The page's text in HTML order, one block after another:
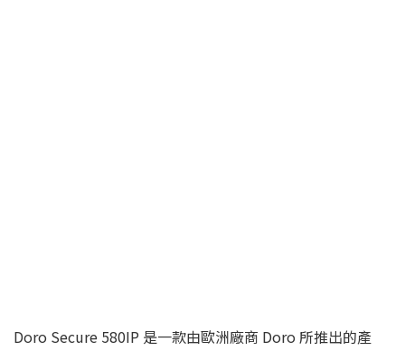
Doro Secure 580IP 是一款由歐洲廠商 Doro 所推出的產